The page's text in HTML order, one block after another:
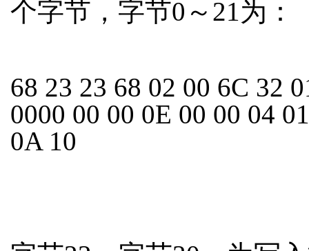
个字节，字节0～21为：
68 23 23 68 02 00 6C 32
0000 00 00 0E 00 00 04
0A 10